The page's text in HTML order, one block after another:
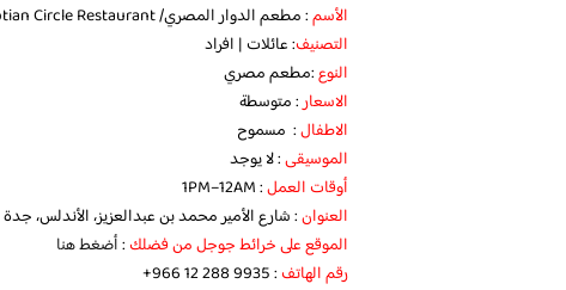
الأسم: مطعم الدوار المصري/ The Egyptian Circle Restaurant
التصنيف: عائلات | افراد
النوع:مطعم مصري
الاسعار: متوسطة
الاطفال: مسموح
الموسيقى: لا يوجد
أوقات العمل: 1PM–12AM
العنوان: شارع الأمير محمد بن عبدالعزيز، الأندلس، جدة 23431، المملكة العربية السعودية
الموقع على خرائط جوجل من فضلك :أضغط هنا
رقم الهاتف:‏ ‪+966 12 288 9935‬‏